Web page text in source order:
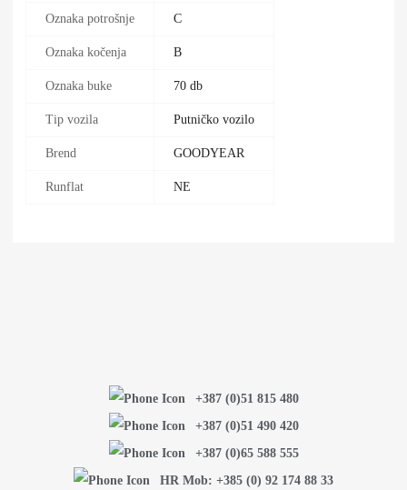
Oznaka potrošnje C
Oznaka kočenja B
Oznaka buke 70 db
Tip vozila Putničko vozilo
Brend GOODYEAR
Runflat NE
+387 (0)51 815 480
+387 (0)51 490 420
+387 (0)65 588 555
HR Mob: +385 (0) 92 174 88 33